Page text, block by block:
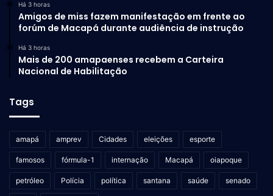
Há 3 horas
Amigos de miss fazem manifestação em frente ao
forúm de Macapá durante audiência de instrução
Há 3 horas
Mais de 200 amapaenses recebem a Carteira
Nacional de Habilitação
Tags
amapá amprev Cidades eleições esporte
famosos fórmula-1 internação Macapá oiapoque
petróleo Polícia política santana saúde senado